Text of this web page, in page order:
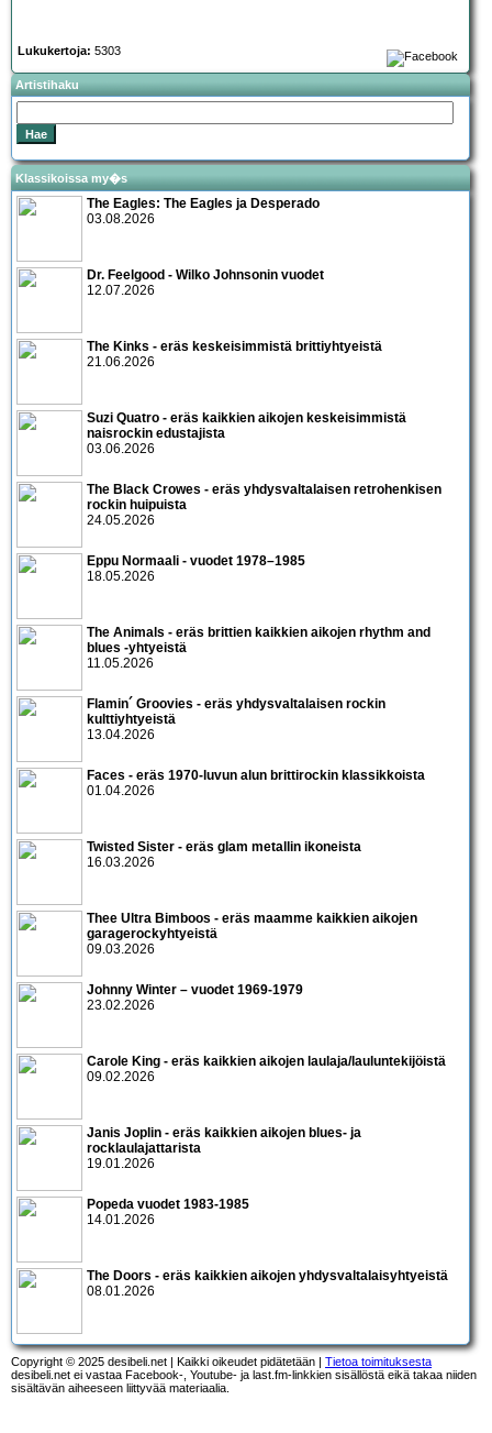
Lukukertoja: 5303
Artistihaku
Klassikoissa my�s
The Eagles: The Eagles ja Desperado
03.08.2026
Dr. Feelgood - Wilko Johnsonin vuodet
12.07.2026
The Kinks - eräs keskeisimmistä brittiyhtyeistä
21.06.2026
Suzi Quatro - eräs kaikkien aikojen keskeisimmistä
naisrockin edustajista
03.06.2026
The Black Crowes - eräs yhdysvaltalaisen retrohenkisen
rockin huipuista
24.05.2026
Eppu Normaali - vuodet 1978–1985
18.05.2026
The Animals - eräs brittien kaikkien aikojen rhythm and
blues -yhtyeistä
11.05.2026
Flamin´ Groovies - eräs yhdysvaltalaisen rockin
kulttiyhtyeistä
13.04.2026
Faces - eräs 1970-luvun alun brittirockin klassikkoista
01.04.2026
Twisted Sister - eräs glam metallin ikoneista
16.03.2026
Thee Ultra Bimboos - eräs maamme kaikkien aikojen
garagerockyhtyeistä
09.03.2026
Johnny Winter – vuodet 1969-1979
23.02.2026
Carole King - eräs kaikkien aikojen laulaja/lauluntekijöistä
09.02.2026
Janis Joplin - eräs kaikkien aikojen blues- ja
rocklaulajattarista
19.01.2026
Popeda vuodet 1983-1985
14.01.2026
The Doors - eräs kaikkien aikojen yhdysvaltalaisyhtyeistä
08.01.2026
Copyright © 2025 desibeli.net | Kaikki oikeudet pidätetään | Tietoa toimituksesta
desibeli.net ei vastaa Facebook-, Youtube- ja last.fm-linkkien sisällöstä eikä takaa niiden
sisältävän aiheeseen liittyvää materiaalia.